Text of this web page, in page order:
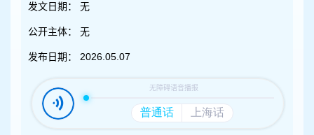
发文日期： 无
公开主体： 无
发布日期： 2026.05.07